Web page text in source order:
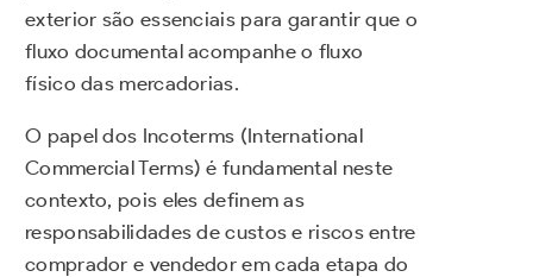
exterior são essenciais para garantir que o
fluxo documental acompanhe o fluxo
físico das mercadorias.
O papel dos Incoterms (International
Commercial Terms) é fundamental neste
contexto, pois eles definem as
responsabilidades de custos e riscos entre
comprador e vendedor em cada etapa do